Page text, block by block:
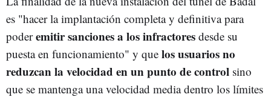
es "hacer la implantación completa y definitiva para
poderemitir sanciones a los infractores desde su
puesta en funcionamiento" y que los usuarios no
reduzcan la velocidad en un punto de control sino
que se mantenga una velocidad media dentro los límites